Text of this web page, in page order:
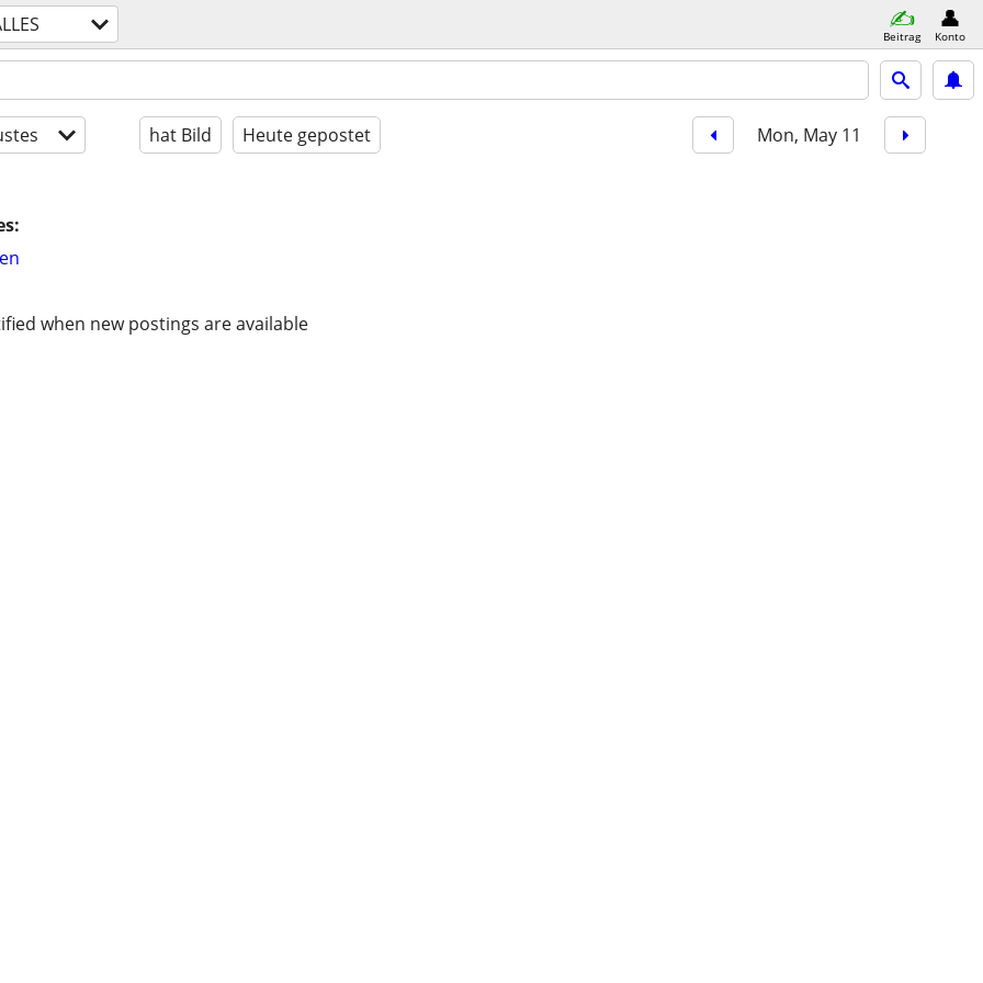
Beitrag Konto
hat Bild Heute gepostet Mon, May 11
when new postings are available